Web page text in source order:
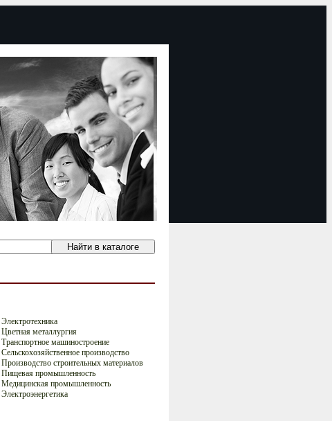
Электротехника
Цветная металлургия
Транспортное машиностроение
Сельскохозяйственное производство
Производство строительных материалов
Пищевая промышленность
Медицинская промышленность
Электроэнергетика